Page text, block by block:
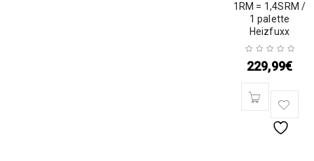
1RM = 1,4SRM /
1 palette
Heizfuxx
229,99€